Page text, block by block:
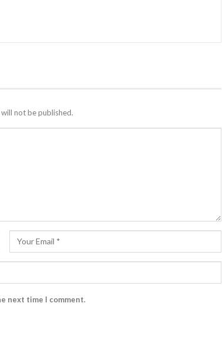
not be published.
next time I comment.